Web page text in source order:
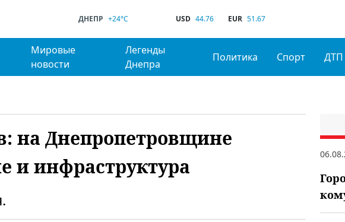
ДНЕПР +24°C USD 44.76 EUR 51.67
Мировые
новости
Легенды
Днепра
Политика Спорт ДТП
на Днепропетровщине
и инфраструктура